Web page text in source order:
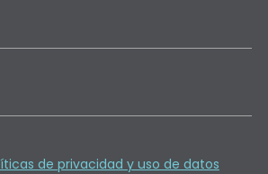
de privacidad y uso de datos